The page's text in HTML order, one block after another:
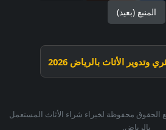
المنبع (بعيد)
وتدوير الأثاث بالرياض 2026
الحقوق محفوظة لخبراء شراء الأثاث المستعمل
بالرياض.